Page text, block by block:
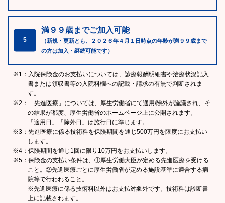
5
満９９歳までご加入可能
（新規・更新とも、２０２６年４月１日時点の年齢が満９９歳まで
の方は加入・継続可能です）
※1：入院保険金のお支払いについては、診療報酬明細書や治療状況記入
書または領収書等の入院料欄への記載・請求の有無で判断されま
す。
※2：「先進医療」については、厚生労働省にて適用/除外が論議され、そ
の結果が都度、厚生労働省のホームページ上に公開されます。
「適用日」「除外日」は施行日に準じます。
※3：先進医療に係る技術料を保険期間を通じ500万円を限度にお支払い
します。
※4：保険期間を通じ1回に限り10万円をお支払いします。
※5：保険金の支払い条件は、①厚生労働大臣が定める先進医療を受ける
こと。②先進医療ごとに厚生労働省が定める施設基準に適合する病
院等で行われること。
※先進医療に係る技術料以外はお支払対象外です。技術料は診断書
上に記載されます。